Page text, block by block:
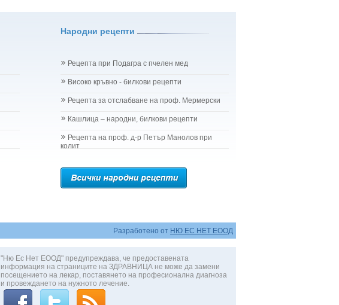
Народни рецепти
Рецепта при Подагра с пчелен мед
Високо кръвно - билкови рецепти
Рецепта за отслабване на проф. Мермерски
Кашлица – народни, билкови рецепти
Рецепта на проф. д-р Петър Манолов при
колит
Разработено от НЮ ЕС НЕТ ЕООД
"Ню Ес Нет ЕООД" предупреждава, че предоставената
информация на страниците на ЗДРАВНИЦА не може да замени
посещението на лекар, поставянето на професионална диагноза
и провеждането на нужното лечение.